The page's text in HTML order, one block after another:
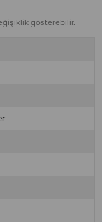
gösterebilir.